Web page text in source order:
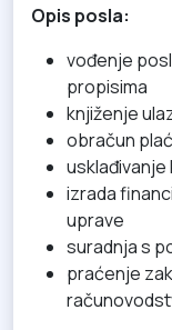
Opis posla:
vođenje
propisima
knjiženje
obračun
usklađivanje
izrada
uprave
suradnja s
praćenje